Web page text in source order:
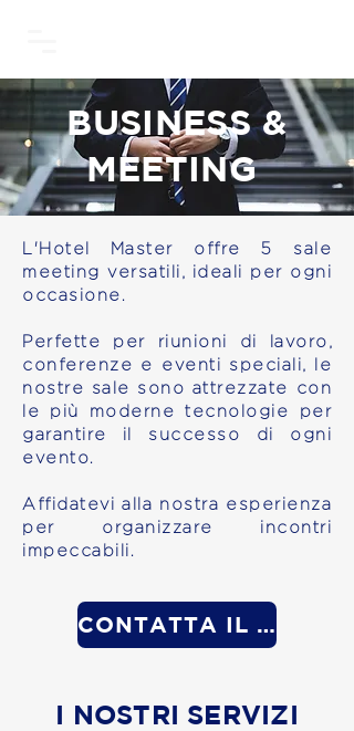
BUSINESS &
MEETING
L'Hotel Master offre 5 sale
meeting versatili, ideali per ogni
occasione.
Perfette per riunioni di lavoro,
conferenze e eventi speciali, le
nostre sale sono attrezzate con
le più moderne tecnologie per
garantire il successo di ogni
evento.
Affidatevi alla nostra esperienza
per organizzare incontri
impeccabili.
CONTATTA IL NOSTRO TEAM EVENTI
I NOSTRI SERVIZI